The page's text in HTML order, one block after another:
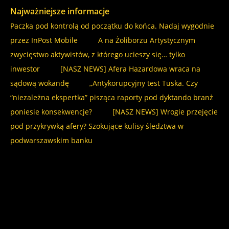
Najważniejsze informacje
Paczka pod kontrolą od początku do końca. Nadaj wygodnie
przez InPost Mobile
A na Żoliborzu Artystycznym
zwycięstwo aktywistów, z którego ucieszy się… tylko
inwestor
[NASZ NEWS] Afera Hazardowa wraca na
sądową wokandę
„Antykorupcyjny test Tuska. Czy
“niezależna ekspertka” pisząca raporty pod dyktando branż
poniesie konsekwencje?
[NASZ NEWS] Wrogie przejęcie
pod przykrywką afery? Szokujące kulisy śledztwa w
podwarszawskim banku